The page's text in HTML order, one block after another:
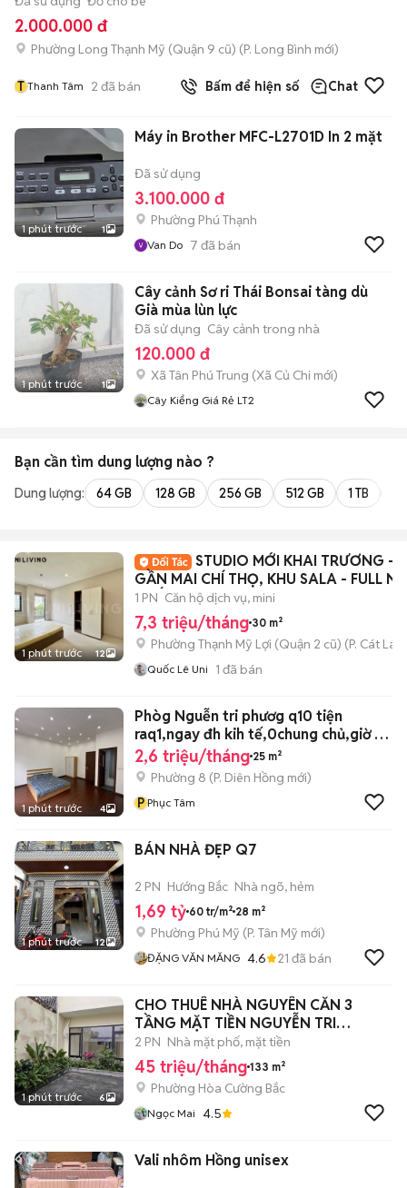
2.000.000 đ
Phường Long Thạnh Mỹ (Quận 9 cũ) (P. Long Bình mới)
T Thanh Tâm 2 đã bán Bấm để hiện số Chat
1 phút trước 1
Máy in Brother MFC-L2701D In 2 mặt
Đã sử dụng
3.100.000 đ
Phường Phú Thạnh
Van Do 7 đã bán
1 phút trước 1
Cây cảnh Sơ ri Thái Bonsai tàng dù
Già mùa lùn lực
Đã sử dụng Cây cảnh trong nhà
120.000 đ
Xã Tân Phú Trung (Xã Củ Chi mới)
Cây Kiểng Giá Rẻ LT2
Bạn cần tìm dung lượng nào ?
Dung lượng: 64 GB 128 GB 256 GB 512 GB 1 TB
1 phút trước 12
STUDIO MỚI KHAI TRƯƠNG -
GẦN MAI CHÍ THỌ, KHU SALA - FULL
THẤT MỚI
1 PN Căn hộ dịch vụ, mini
7,3 triệu/tháng 30 m²
Phường Thạnh Mỹ Lợi (Quận 2 cũ) (P. Cát Lái
Quốc Lê Uni 1 đã bán
1 phút trước 4
Phòg Nguễn tri phươg q10 tiện
raq1,ngay đh kih tế,0chung chủ,giờ tự
do
2,6 triệu/tháng 25 m²
Phường 8 (P. Diên Hồng mới)
P Phục Tâm
1 phút trước 12
BÁN NHÀ ĐẸP Q7
2 PN Hướng Bắc Nhà ngõ, hẻm
1,69 tỷ 60 tr/m² 28 m²
Phường Phú Mỹ (P. Tân Mỹ mới)
ĐẶNG VĂN MĂNG 4.6 21 đã bán
1 phút trước 6
CHO THUÊ NHÀ NGUYÊN CĂN 3
TẦNG MẶT TIỀN NGUYỄN TRI
PHƯƠNG
2 PN Nhà mặt phố, mặt tiền
45 triệu/tháng 133 m²
Phường Hòa Cường Bắc
Ngọc Mai 4.5
Vali nhôm Hồng unisex